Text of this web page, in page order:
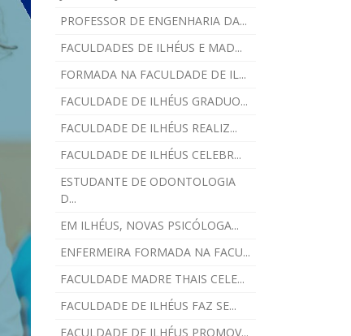
PROFESSOR DE ENGENHARIA DA...
FACULDADES DE ILHÉUS E MAD...
FORMADA NA FACULDADE DE IL...
FACULDADE DE ILHÉUS GRADUO...
FACULDADE DE ILHÉUS REALIZ...
FACULDADE DE ILHÉUS CELEBR...
ESTUDANTE DE ODONTOLOGIA
D...
EM ILHÉUS, NOVAS PSICÓLOGA...
ENFERMEIRA FORMADA NA FACU...
FACULDADE MADRE THAIS CELE...
FACULDADE DE ILHÉUS FAZ SE...
FACULDADE DE ILHÉUS PROMOV...